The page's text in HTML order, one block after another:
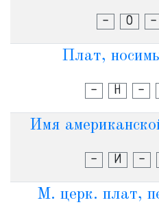
- О -
Плат,
- Н -
Имя
- И -
М. церк. плат,